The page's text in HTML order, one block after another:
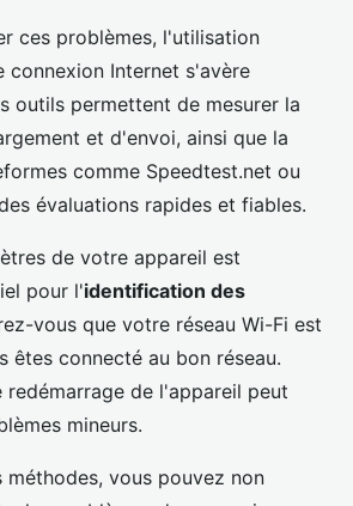
ces problèmes, l'utilisation
Internet s'avère
outils permettent de mesurer la
et d'envoi, ainsi que la
comme Speedtest.net ou
évaluations rapides et fiables.
de votre appareil est
pour l'identification des
vous que votre réseau Wi-Fi est
êtes connecté au bon réseau.
redémarrage de l'appareil peut
mineurs.
méthodes, vous pouvez non